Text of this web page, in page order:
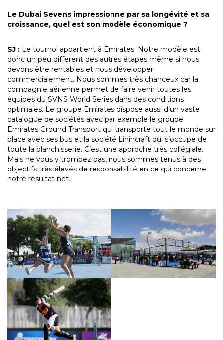
Le Dubai Sevens impressionne par sa longévité et sa
croissance, quel est son modèle économique ?
SJ : Le tournoi appartient à Emirates. Notre modèle est
donc un peu différent des autres étapes même si nous
devons être rentables et nous développer
commercialement. Nous sommes très chanceux car la
compagnie aérienne permet de faire venir toutes les
équipes du SVNS World Series dans des conditions
optimales. Le groupe Emirates dispose aussi d’un vaste
catalogue de sociétés avec par exemple le groupe
Emirates Ground Transport qui transporte tout le monde sur
place avec ses bus et la société Linincraft qui s’occupe de
toute la blanchisserie. C’est une approche très collégiale.
Mais ne vous y trompez pas, nous sommes tenus à des
objectifs très élevés de responsabilité en ce qui concerne
notre résultat net.